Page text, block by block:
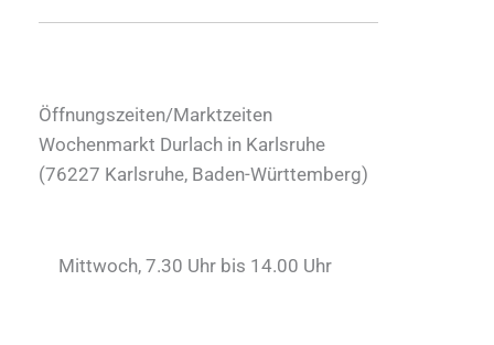
Öffnungszeiten/Marktzeiten
Wochenmarkt Durlach in Karlsruhe
(76227 Karlsruhe, Baden-Württemberg)
Mittwoch, 7.30 Uhr bis 14.00 Uhr